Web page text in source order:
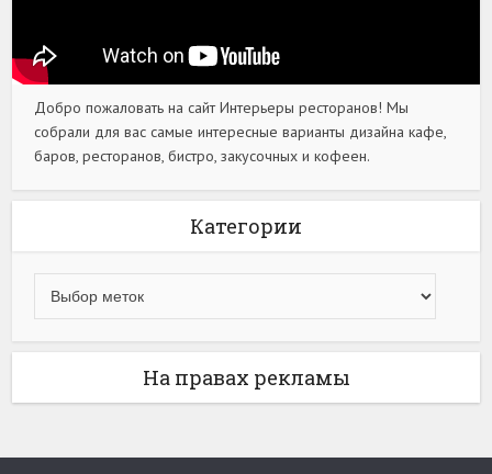
Добро пожаловать на сайт Интерьеры ресторанов! Мы
собрали для вас самые интересные варианты дизайна кафе,
баров, ресторанов, бистро, закусочных и кофеен.
Категории
На правах рекламы